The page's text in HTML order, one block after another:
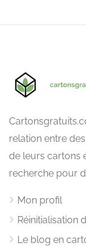
relation entre
de leurs cartons
recherche pour
Mon profil
Réinitialisation
Le blog en